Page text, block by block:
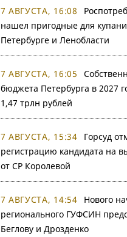
7 АВГУСТА, 16:08
нашел пригодные для
Петербурге и Ленобласти
7 АВГУСТА, 16:05
бюджета Петербурга в 2027
1,47 трлн рублей
7 АВГУСТА, 15:34
Горсуд
регистрацию кандидата на
от СР Королевой
7 АВГУСТА, 14:54
Нового
регионального ГУФСИН
Беглову и Дрозденко